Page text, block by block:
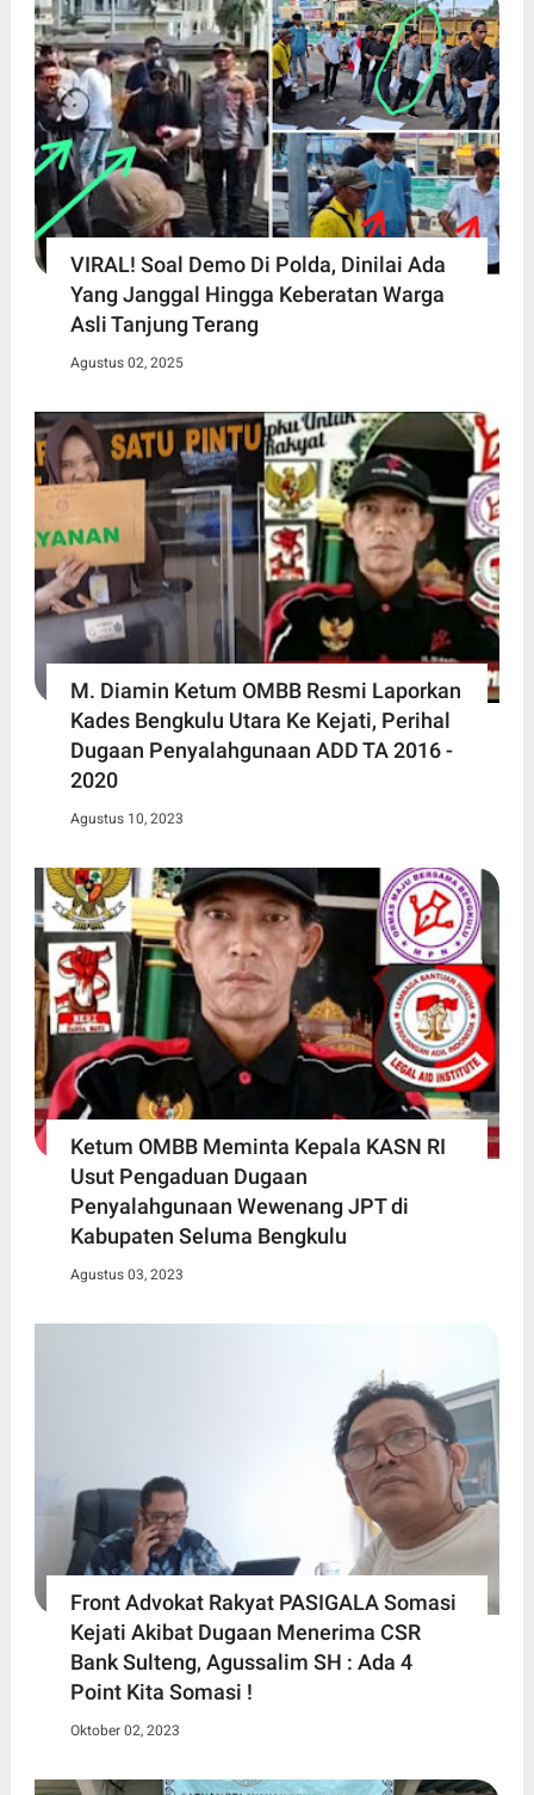
VIRAL! Soal Demo Di Polda, Dinilai Ada
Yang Janggal Hingga Keberatan Warga
Asli Tanjung Terang
Agustus 02, 2025
M. Diamin Ketum OMBB Resmi Laporkan
Kades Bengkulu Utara Ke Kejati, Perihal
Dugaan Penyalahgunaan ADD TA 2016 -
2020
Agustus 10, 2023
Ketum OMBB Meminta Kepala KASN RI
Usut Pengaduan Dugaan
Penyalahgunaan Wewenang JPT di
Kabupaten Seluma Bengkulu
Agustus 03, 2023
Front Advokat Rakyat PASIGALA Somasi
Kejati Akibat Dugaan Menerima CSR
Bank Sulteng, Agussalim SH : Ada 4
Point Kita Somasi !
Oktober 02, 2023